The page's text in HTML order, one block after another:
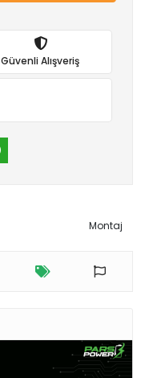
Güvenli Alışveriş
Montaj